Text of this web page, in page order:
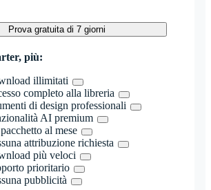
Prova gratuita di 7 giorni
più:
illimitati
completo alla libreria
di design professionali
AI premium
al mese
attribuzione richiesta
più veloci
prioritario
pubblicità